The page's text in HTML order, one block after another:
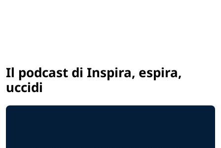
Il podcast di Inspira, espira,
uccidi